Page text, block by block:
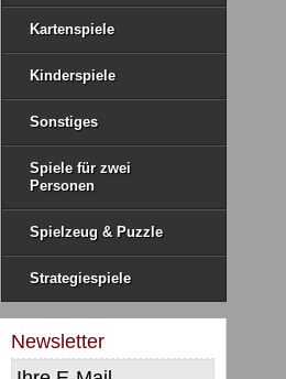
Kartenspiele
Kinderspiele
Sonstiges
Spiele für zwei
Personen
Spielzeug & Puzzle
Strategiespiele
Newsletter